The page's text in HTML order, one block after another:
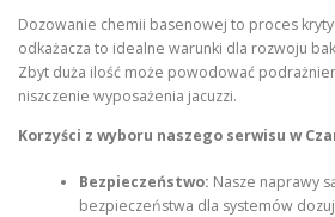
Dozowanie chemii basenowej to proces
odkażacza to idealne warunki dla rozwoju
Zbyt duża ilość może powodować
niszczenie wyposażenia jacuzzi.
Korzyści z wyboru naszego serwisu w
Bezpieczeństwo: Nasze naprawy
bezpieczeństwa dla systemów